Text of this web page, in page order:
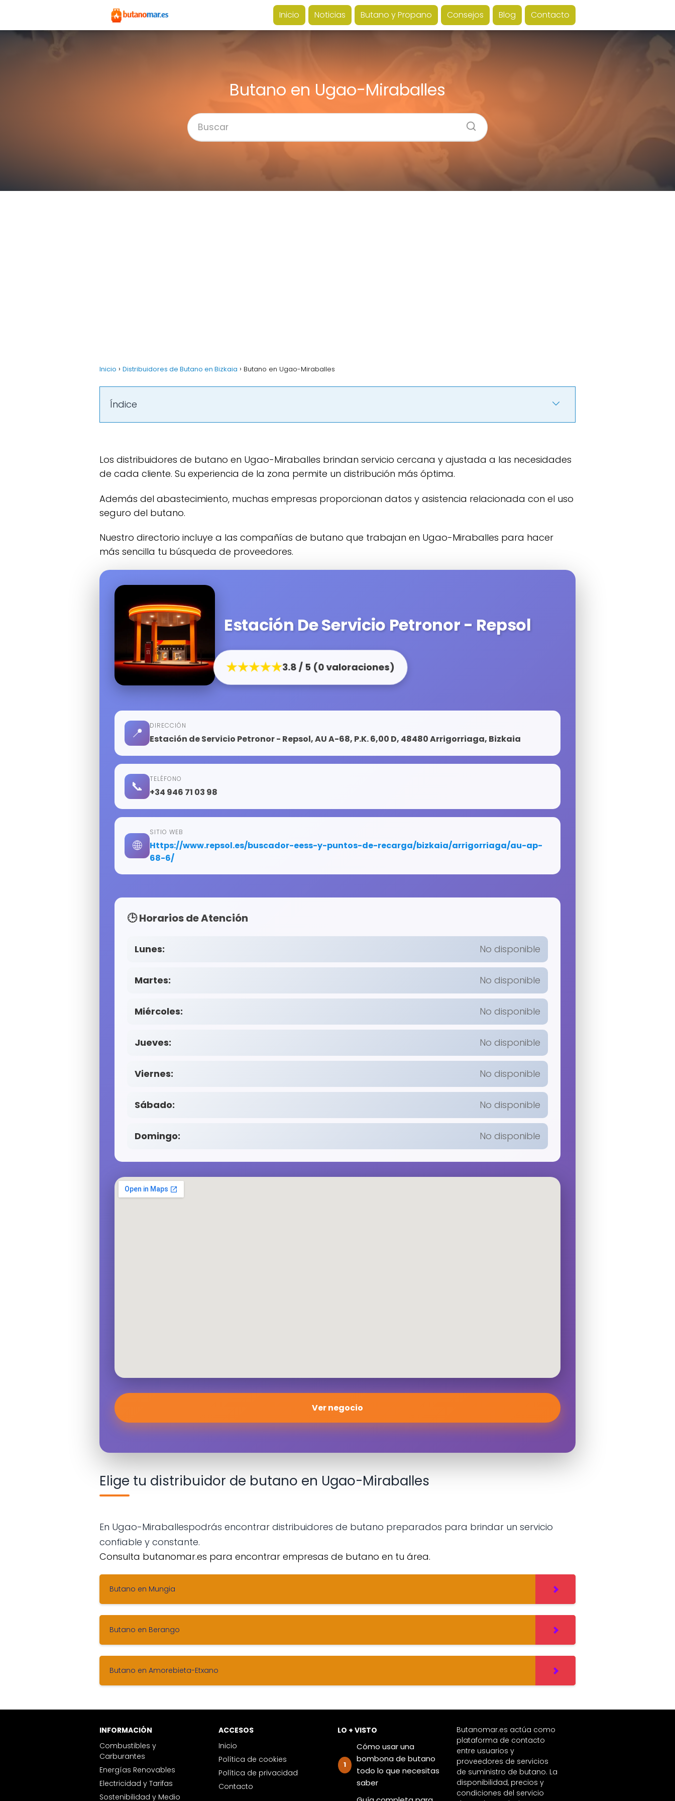
Inicio Noticias Butano y Propano Consejos Blog Contacto
Butano en Ugao-Miraballes
Inicio Distribuidores de Butano en Bizkaia Butano en Ugao-Miraballes
Índice
Los distribuidores de butano en Ugao-Miraballes brindan servicio cercana y ajustada a las necesidades
de cada cliente. Su experiencia de la zona permite un distribución más óptima.
Además del abastecimiento, muchas empresas proporcionan datos y asistencia relacionada con el uso
seguro del butano.
Nuestro directorio incluye a las compañías de butano que trabajan en Ugao-Miraballes para hacer
más sencilla tu búsqueda de proveedores.
Estación De Servicio Petronor - Repsol
★★★★★3.8 / 5 (0 valoraciones)
📍 DIRECCIÓN
Estación de Servicio Petronor - Repsol, AU A-68, P.K. 6,00 D, 48480 Arrigorriaga, Bizkaia
📞 TELÉFONO
+34 946 71 03 98
🌐
SITIO WEB
https://www.repsol.es/buscador-eess-y-puntos-de-recarga/bizkaia/arrigorriaga/au-ap-
68-6/
🕒 Horarios de Atención
Lunes: No disponible
Martes: No disponible
Miércoles: No disponible
Jueves: No disponible
Viernes: No disponible
Sábado: No disponible
Domingo: No disponible
Ver negocio
Elige tu distribuidor de butano en Ugao-Miraballes
En Ugao-Miraballespodrás encontrar distribuidores de butano preparados para brindar un servicio
confiable y constante.
Consulta butanomar.es para encontrar empresas de butano en tu área.
Butano en Mungia
Butano en Berango
Butano en Amorebieta-Etxano
INFORMACIÓN
Combustibles y
Carburantes
Energías Renovables
Electricidad y Tarifas
Sostenibilidad y Medio
ACCESOS
Inicio
Política de cookies
Política de privacidad
Contacto
LO + VISTO
Cómo usar una
bombona de butano
todo lo que necesitas
saber
Butanomar.es actúa como
plataforma de contacto
entre usuarios y
proveedores de servicios
de suministro de butano. La
disponibilidad, precios y
condiciones del servicio